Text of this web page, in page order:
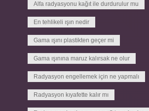
Alfa radyasyonu kağıt ile durdurulur mu
En tehlikeli ışın nedir
Gama ışını plastikten geçer mi
Gama ışınına maruz kalırsak ne olur
Radyasyon engellemek için ne yapmalı
Radyasyon kıyafette kalır mı